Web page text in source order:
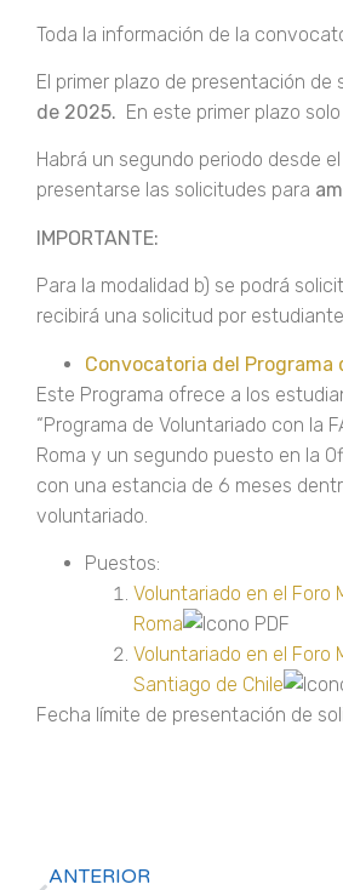
Toda la información de la
El primer plazo de presentación
de 2025. En este primer plazo
Habrá un segundo periodo desde el
presentarse las solicitudes para
IMPORTANTE:
Para la modalidad b) se podrá
recibirá una solicitud por
Convocatoria del Programa
Este Programa ofrece a los
“Programa de Voluntariado con la
Roma y un segundo puesto en la
con una estancia de 6 meses
voluntariado.
Puestos:
Voluntariado en el Foro
Roma
Voluntariado en el Foro
Santiago de Chile
Fecha límite de presentación de
ANTERIOR